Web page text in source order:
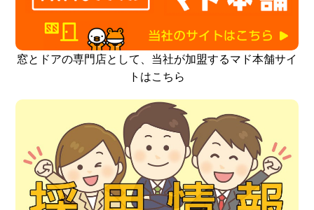
窓とドアの専門店として、当社が加盟するマド本舗サイ
トはこちら